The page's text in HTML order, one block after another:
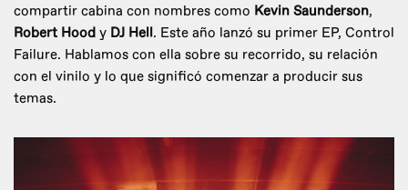
compartir cabina con nombres como Kevin Saunderson,
Robert Hood y DJ Hell. Este año lanzó su primer EP, Control
Failure. Hablamos con ella sobre su recorrido, su relación
con el vinilo y lo que significó comenzar a producir sus
temas.